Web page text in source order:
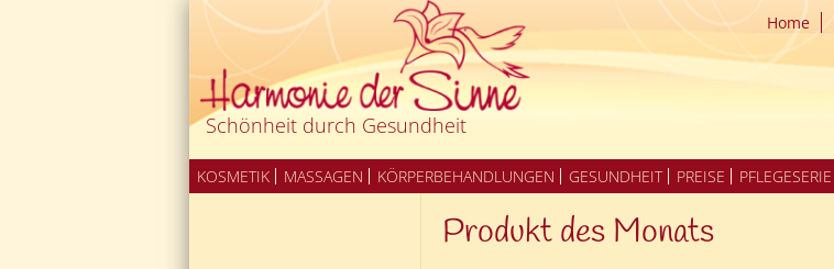
Home
Schönheit durch Gesundheit
ZUM INHALT SPRINGEN
KOSMETIK MASSAGEN KÖRPERBEHANDLUNGEN GESUNDHEIT PREISE PFLEGESERIE
Produkt des Monats